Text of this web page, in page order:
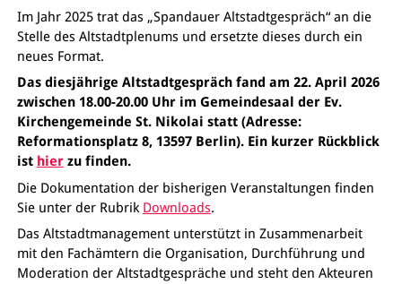
Im Jahr 2025 trat das „Spandauer Altstadtgespräch“ an die
Stelle des Altstadtplenums und ersetzte dieses durch ein
neues Format.
Das diesjährige Altstadtgespräch fand am 22. April 2026
zwischen 18.00-20.00 Uhr im Gemeindesaal der Ev.
Kirchengemeinde St. Nikolai statt (Adresse:
Reformationsplatz 8, 13597 Berlin). Ein kurzer Rückblick
ist hierzu finden.
Die Dokumentation der bisherigen Veranstaltungen finden
Sie unter der Rubrik Downloads.
Das Altstadtmanagement unterstützt in Zusammenarbeit
mit den Fachämtern die Organisation, Durchführung und
Moderation der Altstadtgespräche und steht den Akteuren